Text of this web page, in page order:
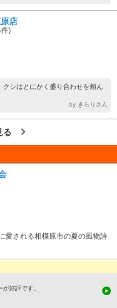
店
)
シはとにかく盛り合わせを頼ん
by きらりさん
る
愛される相模原市の夏の風物詩
！
好評です。